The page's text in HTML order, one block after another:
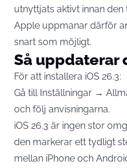
utnyttjats aktivt innan den
Apple uppmanar därför
snart som möjligt.
Så uppdaterar
För att installera iOS 26.3:
Gå till Inställningar →
och följ anvisningarna.
iOS 26.3 är ingen stor
den markerar ett tydligt
mellan iPhone och